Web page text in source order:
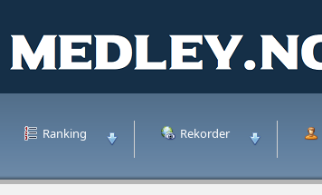
Ranking Rekorder